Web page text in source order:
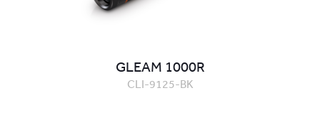
GLEAM 1000R
CLI-9125-BK